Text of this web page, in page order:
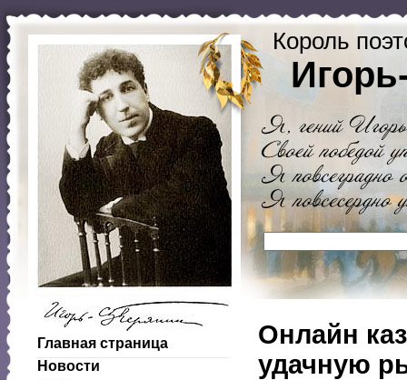
Король
Главная страница
Новости
Онлайн
удачную